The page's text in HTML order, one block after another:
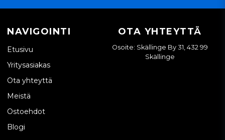
NAVIGOINTI
Etusivu
Yritysasiakas
Ota yhteyttä
Meistä
Ostoehdot
Blogi
OTA YHTEYTTÄ
Osoite: Skällinge By 31, 432 99
Skällinge